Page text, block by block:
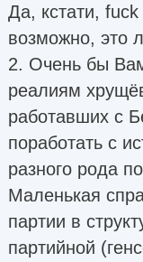
Да, кстати,
возможно, это
2. Очень бы
реалиям
работавших с
поработать с
разного рода
Маленькая
партии в
партийной